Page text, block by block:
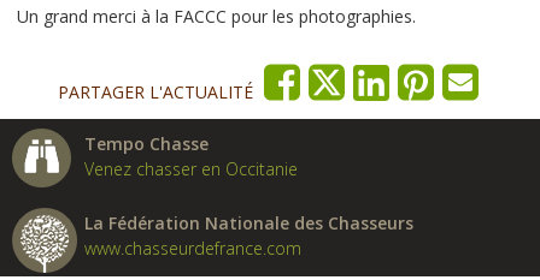
Un grand merci à la FACCC pour les photographies.
PARTAGER L'ACTUALITÉ
Tempo Chasse
Venez chasser en Occitanie
La Fédération Nationale des Chasseurs
www.chasseurdefrance.com